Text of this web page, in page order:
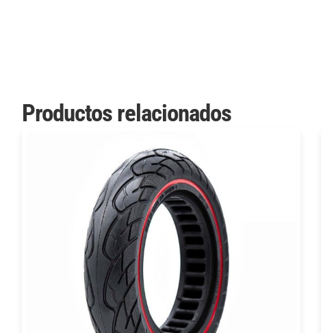
Productos relacionados